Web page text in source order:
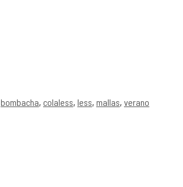
bombacha, colaless, less, mallas, verano